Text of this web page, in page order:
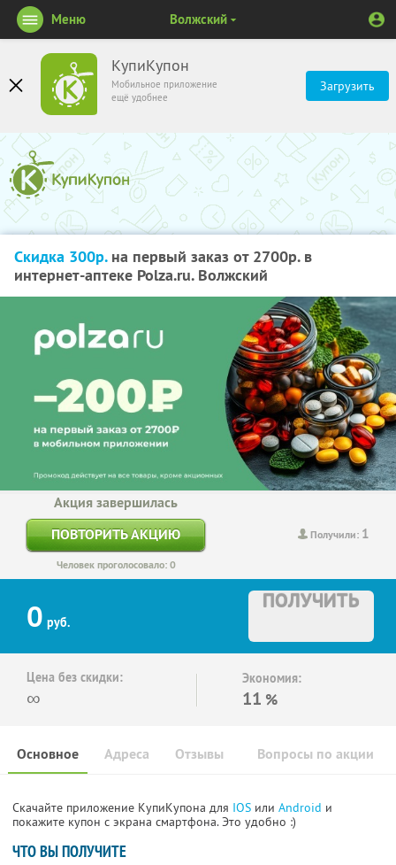
КупиКупон
Мобильное приложение
ещё удобнее
Загрузить
Меню Волжский
Скидка 300р.на первый заказ от 2700р. в
интернет-аптеке Polza.ru. Волжский
Получили: 1
Акция завершилась
ПОВТОРИТЬ АКЦИЮ
Человек проголосовало: 0
0 руб.
ПОЛУЧИТЬ
Цена без скидки:
∞
Экономия:
11 %
Основное Отзывы Вопросы по акции
Адреса
Скачайте приложение КупиКупона для IOS или Android и
покажите купон с экрана смартфона. Это удобно :)
ЧТО ВЫ ПОЛУЧИТЕ